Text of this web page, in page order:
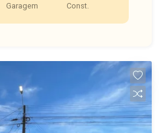
Garagem Const.